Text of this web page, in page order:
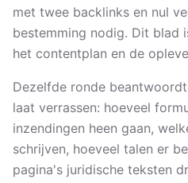
met twee backlinks en nul
bestemming nodig. Dit blad
het contentplan en de
Dezelfde ronde
laat verrassen: hoeveel
inzendingen heen gaan,
schrijven, hoeveel talen er
pagina's juridische teksten